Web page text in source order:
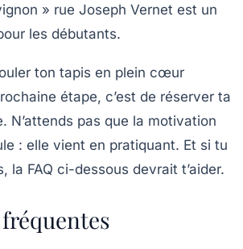
» rue Joseph Vernet est un
les débutants.
ton tapis en plein cœur
étape, c’est de réserver ta
N’attends pas que la motivation
: elle vient en pratiquant. Et si tu
la FAQ ci-dessous devrait t’aider.